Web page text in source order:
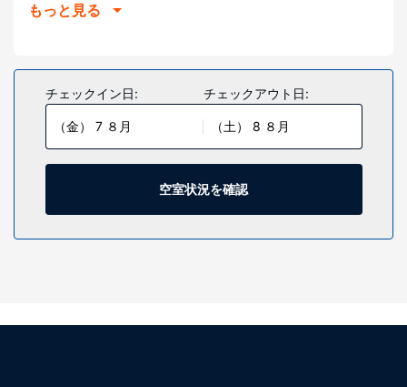
クまで 5.1 km の場所にあります。
全部で 43 室ある客室には、スマートテレビが備わっていま
す。客室ではWiFi (無料)をご利用いただけます。浴槽または
シャワーのある専用バスルームには、バスアメニティ (無
料)、ヘアドライヤーが備わっています。デスク、コーヒー /
ティーメーカーをご利用いただけ、ハウスキーピング サービ
スは、毎日行われます。
いただけます。その他の設備としてこのホテルでは、テレビ
もっと見る
チェックイン日:
（金） 7 ８月
チェックアウト日:
（土） 8 ８月
空室状況を確認